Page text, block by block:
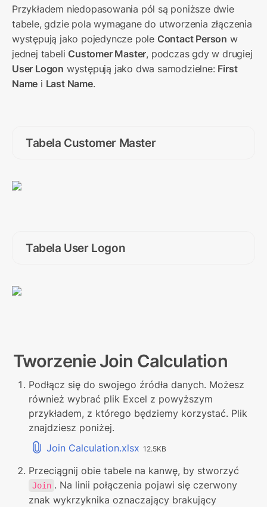
Przykładem niedopasowania pól są poniższe dwie
tabele, gdzie pola wymagane do utworzenia złączenia
występują jako pojedyncze pole Contact Person w
jednej tabeli Customer Master
User Logon występują jako dwa samodzielne: First
Name i Last Name.
Tabela Customer Master
Tabela User Logon
Tworzenie Join Calculation
Podłącz się do swojego źródła danych. Możesz
również wybrać plik Excel z powyższym
przykładem, z którego będziemy korzystać. Plik
znajdziesz poniżej.
Join Calculation.xlsx 12.5KB
Join . Na linii połączenia pojawi się czerwony
znak wykrzyknika oznaczający brakujący